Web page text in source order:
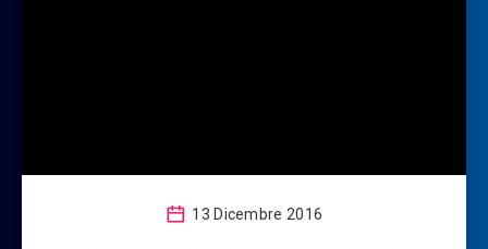
13 Dicembre 2016